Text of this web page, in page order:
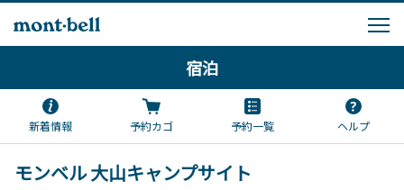
宿泊
新着情報 予約カゴ 予約一覧 ヘルプ
モンベル 大山キャンプサイト